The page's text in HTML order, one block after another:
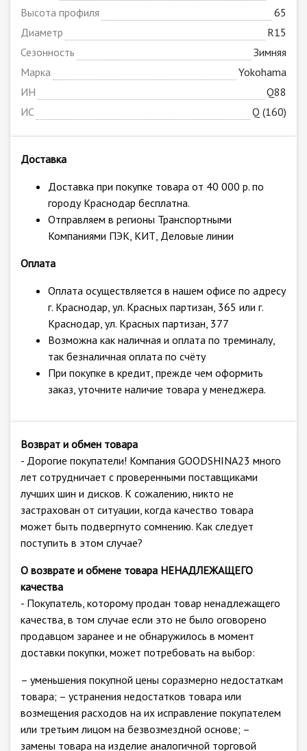
Высота профиля
65
Диаметр
R15
Сезонность
Зимняя
Марка
Yokohama
ИН
Q88
ИС
Q (160)
Доставка
Доставка при покупке товара от 40 000 р. по
городу Краснодар бесплатна.
Отправляем в регионы Транспортными
Компаниями ПЭК, КИТ, Деловые линии
Оплата
Оплата осуществляется в нашем офисе по адресу
г. Краснодар, ул. Красных партизан, 365 или г.
Краснодар, ул. Красных партизан, 377
Возможна как наличная и оплата по треминалу,
так безналичная оплата по счёту
При покупке в кредит, прежде чем оформить
заказ, уточните наличие товара у менеджера.
Возврат и обмен товара
- Дорогие покупатели! Компания GOODSHINA23 много
лет сотрудничает с проверенными поставщиками
лучших шин и дисков. К сожалению, никто не
застрахован от ситуации, когда качество товара
может быть подвергнуто сомнению. Как следует
поступить в этом случае?
О возврате и обмене товара НЕНАДЛЕЖАЩЕГО
качества
- Покупатель, которому продан товар ненадлежащего
качества, в том случае если это не было оговорено
продавцом заранее и не обнаружилось в момент
доставки покупки, может потребовать на выбор:
– уменьшения покупной цены соразмерно недостаткам
товара; – устранения недостатков товара или
возмещения расходов на их исправление покупателем
или третьим лицом на безвозмездной основе; –
замены товара на изделие аналогичной торговой